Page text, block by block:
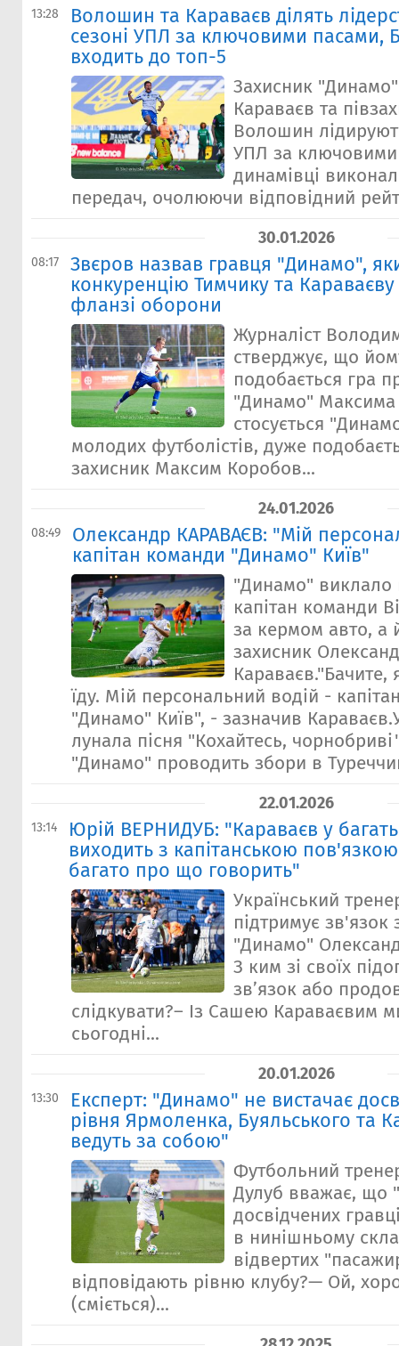
13:28
Волошин та Караваєв ділять
сезоні УПЛ за ключовими пасами,
входить до топ-5
Захисник
Караваєв та
Волошин
УПЛ за
динамівці
передач, очолюючи відповідний
30.01.2026
08:17
Звєров назвав гравця "Динамо",
конкуренцію Тимчику та
фланзі оборони
Журналіст
стверджує, що
подобається гра
"Динамо"
стосується
молодих футболістів, дуже
захисник Максим Коробов...
24.01.2026
08:49
Олександр КАРАВАЄВ: "Мій
капітан команди "Динамо" Київ"
"Динамо" виклало
капітан команди
за кермом авто, а
захисник
Караваєв."Бачите,
їду. Мій персональний водій -
"Динамо" Київ", - зазначив
лунала пісня "Кохайтесь,
"Динамо" проводить збори в
22.01.2026
13:14
Юрій ВЕРНИДУБ: "Караваєв у
виходить з капітанською
багато про що говорить"
Український
підтримує зв'язок
"Динамо"
З ким зі своїх
зв’язок або
слідкувати?– Із Сашею Караваєвим
сьогодні...
20.01.2026
13:30
Експерт: "Динамо" не вистачає
рівня Ярмоленка, Буяльського та
ведуть за собою"
Футбольний
Дулуб вважає, що
досвідчених
в нинішньому
відвертих
відповідають рівню клубу?— Ой,
(сміється)...